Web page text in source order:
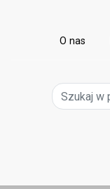
O nas